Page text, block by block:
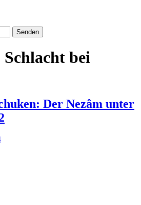
Schlacht bei
Der Nezâm unter